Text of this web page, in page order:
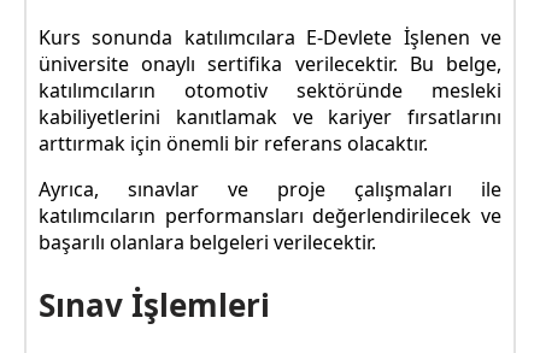
Kurs sonunda katılımcılara E-Devlete İşlenen ve
üniversite onaylı sertifika verilecektir. Bu belge,
katılımcıların otomotiv sektöründe mesleki
kabiliyetlerini kanıtlamak ve kariyer fırsatlarını
arttırmak için önemli bir referans olacaktır.
Ayrıca, sınavlar ve proje çalışmaları ile
katılımcıların performansları değerlendirilecek ve
başarılı olanlara belgeleri verilecektir.
Sınav İşlemleri